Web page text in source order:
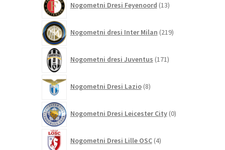
Nogometni Dresi Feyenoord 13izdelkov
Nogometni dresi Inter Milan 219izdelkov
Nogometni dresi Juventus 171izdelkov
Nogometni Dresi Lazio 8izdelkov
Nogometni Dresi Leicester City 0izdelkov
Nogometni Dresi Lille OSC 4izdelki